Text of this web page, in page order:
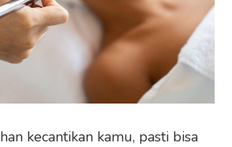
kecantikan kamu, pasti bisa